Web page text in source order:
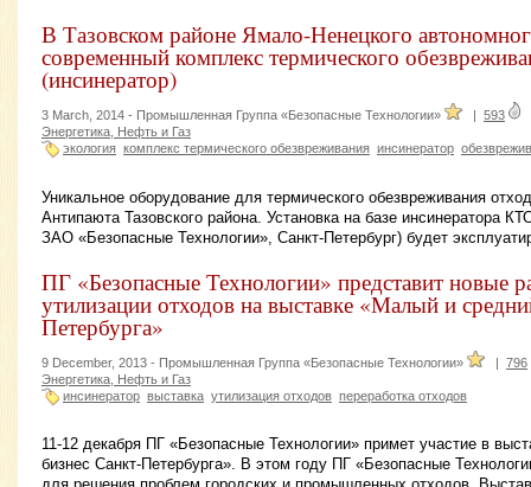
В Тазовском районе Ямало-Ненецкого
современный комплекс термического
(инсинератор)
3 March, 2014 - Промышленная Группа «Безопасные Технологии» | 593
Энергетика, Нефть и Газ
экология комплекс термического обезвреживания инсинератор
Уникальное оборудование для термического обезвреживания
Антипаюта Тазовского района. Установка на базе инсинератора
ЗАО «Безопасные Технологии», Санкт-Петербург) будет
ПГ «Безопасные Технологии» представит новые
утилизации отходов на выставке «Малый и
Петербурга»
9 December, 2013 - Промышленная Группа «Безопасные Технологии» | 796
Энергетика, Нефть и Газ
инсинератор выставка утилизация отходов переработка отходов
11-12 декабря ПГ «Безопасные Технологии» примет участие в
бизнес Санкт-Петербурга». В этом году ПГ «Безопасные